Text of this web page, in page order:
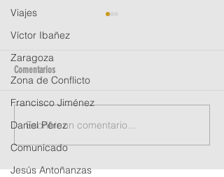
Viajes
Víctor Ibañez
Zaragoza
Zona de Conflicto
Francisco Jiménez
Daniel Pérez
Comunicado
Jesús Antoñanzas
Tenemos ganador de la beca APFA
de Albarracín
Comentarios
Escribir un comentario...